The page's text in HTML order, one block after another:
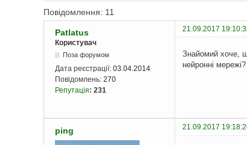
Повідомлення: 11
Patlatus
21.09.2017
Користувач
Поза форумом
Дата реєстрації: 03.04.2014
Повідомлень: 270
Репутація: 231
Знайомий хоче,
нейронні мережі?
ping 21.09.2017